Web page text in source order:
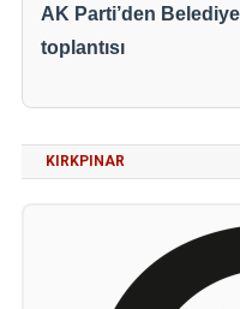
AK Parti’den
toplantısı
KIRKPINAR